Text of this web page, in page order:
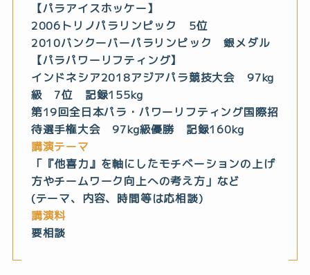
【パラアイスホッケー】
2006トリノパラリンピック 5位
2010バンクーバーパラリンピック 銀メダル
【パラパワーリフティング】
インドネシア2018アジアパラ競技大会 97kg
級 7位 記録155kg
第19回全日本パラ・パワーリフティング国際招
待選手権大会 97kg級優勝 記録160kg
講演テーマ
「『他喜力』を軸にしたモチベーションの上げ
方やチームワーク向上への考え方」など
(テーマ、内容、時間等は応相談)
講演料
要相談